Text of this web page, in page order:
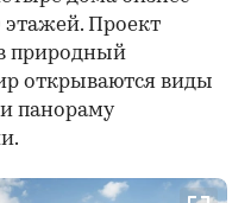
этажей. Проект
природный
открываются виды
панораму